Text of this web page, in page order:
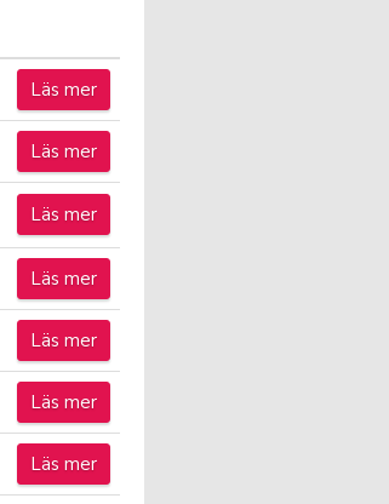
Läs mer
Läs mer
Läs mer
Läs mer
Läs mer
Läs mer
Läs mer